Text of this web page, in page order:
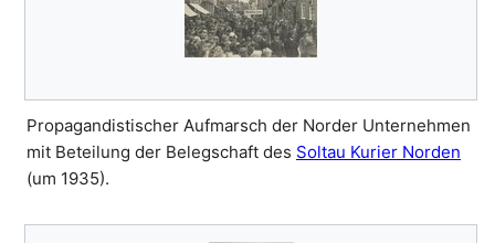
Propagandistischer Aufmarsch der Norder Unternehmen
mit Beteilung der Belegschaft des Soltau Kurier Norden
(um 1935).